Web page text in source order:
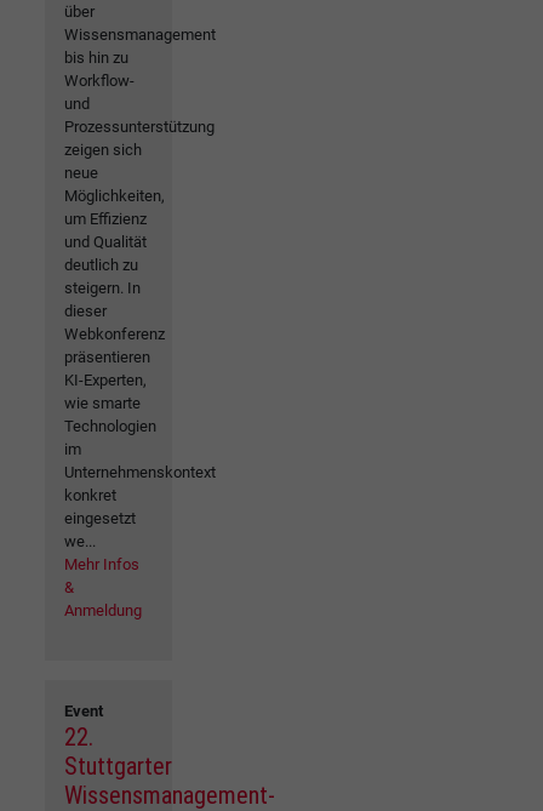
über
Wissensmanagement
bis hin zu
Workflow-
und
Prozessunterstützung
zeigen sich
neue
Möglichkeiten,
um Effizienz
und Qualität
deutlich zu
steigern. In
dieser
Webkonferenz
präsentieren
KI-Experten,
wie smarte
Technologien
im
Unternehmenskontext
konkret
eingesetzt
we...
Mehr Infos
&
Anmeldung
Event
22.
Stuttgarter
Wissensmanagement-